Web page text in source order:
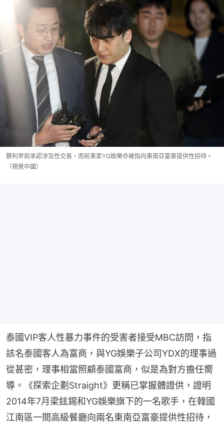
勝利早前承認涉及性交易，而前東家YG娛樂亦被指向東南亞富豪提供性招待。
（視覺中國）
泰國VIP客人性暴力事件的受害者接受MBC訪問，指
該名泰國客人為富商，與YG娛樂子公司YDX的理事過
從甚密，理事相當照顧泰國富商，似是為對方擔任嚮
導。《探索企劃Straight》更稱已掌握體證供，證明
2014年7月梁鉉錫和YG娛樂旗下的一名歌手，在韓國
江南區一間高級餐廳向兩名東南亞富豪提供性招待，